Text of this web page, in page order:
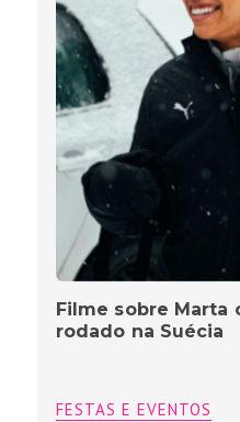
Filme sobre Marta
rodado na Suécia
FESTAS E EVENTOS